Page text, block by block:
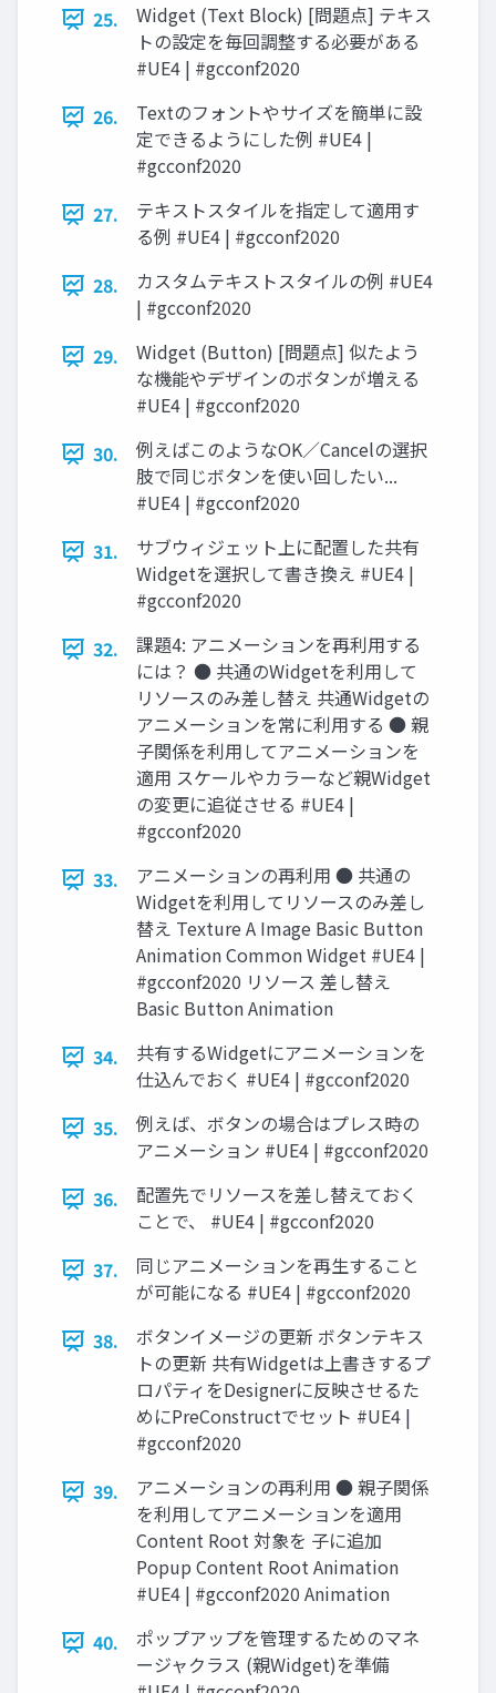
25.
Widget (Text Block) [問題点] テキス
トの設定を毎回調整する必要がある
#UE4 | #gcconf2020
26.
Textのフォントやサイズを簡単に設
定できるようにした例 #UE4 |
#gcconf2020
27.
テキストスタイルを指定して適用す
る例 #UE4 | #gcconf2020
28.
カスタムテキストスタイルの例 #UE4
| #gcconf2020
29.
Widget (Button) [問題点] 似たよう
な機能やデザインのボタンが増える
#UE4 | #gcconf2020
30.
例えばこのようなOK／Cancelの選択
肢で同じボタンを使い回したい...
#UE4 | #gcconf2020
31.
サブウィジェット上に配置した共有
Widgetを選択して書き換え #UE4 |
#gcconf2020
32.
課題4: アニメーションを再利用する
には？ ● 共通のWidgetを利用して
リソースのみ差し替え 共通Widgetの
アニメーションを常に利用する ● 親
子関係を利用してアニメーションを
適用 スケールやカラーなど親Widget
の変更に追従させる #UE4 |
#gcconf2020
33.
アニメーションの再利用 ● 共通の
Widgetを利用してリソースのみ差し
替え Texture A Image Basic Button
Animation Common Widget #UE4 |
#gcconf2020 リソース 差し替え
Basic Button Animation
34.
共有するWidgetにアニメーションを
仕込んでおく #UE4 | #gcconf2020
35.
例えば、ボタンの場合はプレス時の
アニメーション #UE4 | #gcconf2020
36.
配置先でリソースを差し替えておく
ことで、 #UE4 | #gcconf2020
37.
同じアニメーションを再生すること
が可能になる #UE4 | #gcconf2020
38.
ボタンイメージの更新 ボタンテキス
トの更新 共有Widgetは上書きするプ
ロパティをDesignerに反映させるた
めにPreConstructでセット #UE4 |
#gcconf2020
39.
アニメーションの再利用 ● 親子関係
を利用してアニメーションを適用
Content Root 対象を 子に追加
Popup Content Root Animation
#UE4 | #gcconf2020 Animation
40.
ポップアップを管理するためのマネ
ージャクラス (親Widget)を準備